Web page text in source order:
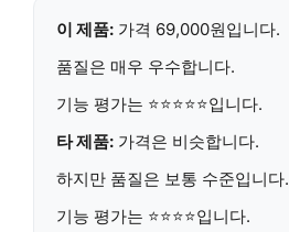
이 제품: 가격 69,000원입니다.
품질은 매우 우수합니다.
기능 평가는 ⭐⭐⭐⭐⭐입니다.
타 제품: 가격은 비슷합니다.
하지만 품질은 보통 수준입니다.
기능 평가는 ⭐⭐⭐⭐입니다.